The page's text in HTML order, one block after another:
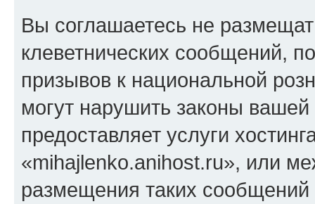
Вы соглашаетесь не
клеветнических сообщений,
призывов к национальной
могут нарушить законы
предоставляет услуги
«mihajlenko.anihost.ru», или
размещения таких